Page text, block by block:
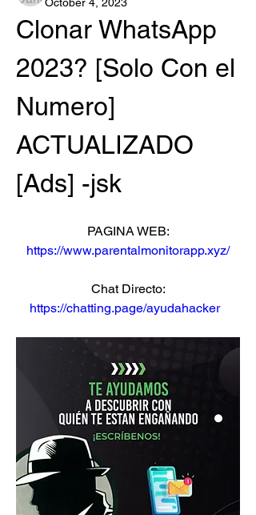
Clonar WhatsApp
2023? [Solo Con el
Numero]
ACTUALIZADO
[Ads] -jsk
PAGINA WEB:
https://www.parentalmonitorapp.xyz/
Chat Directo:
https://chatting.page/ayudahacker